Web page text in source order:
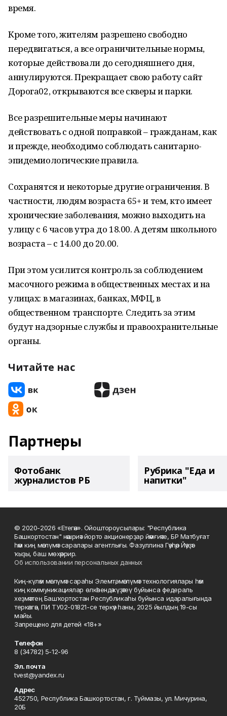
время.
Кроме того, жителям разрешено свободно
передвигаться, а все ограничительные нормы,
которые действовали до сегодняшнего дня,
аннулируются. Прекращает свою работу сайт
Дорога02, открываются все скверы и парки.
Все разрешительные меры начинают
действовать с одной поправкой – гражданам, как
и прежде, необходимо соблюдать санитарно-
эпидемиологические правила.
Сохранятся и некоторые другие ограничения. В
частности, людям возраста 65+ и тем, кто имеет
хронические заболевания, можно выходить на
улицу с 6 часов утра до 18.00. А детям школьного
возраста – с 14.00 до 20.00.
При этом усилится контроль за соблюдением
масочного режима в общественных местах и на
улицах: в магазинах, банках, МФЦ, в
общественном транспорте. Следить за этим
будут надзорные службы и правоохранительные
органы.
Читайте нас
Партнеры
Фотобанк
журналистов РБ
Рубрика "Еда и
напитки"
© 2020-2026 «Етегән». Ойоштороусылары: "Республика
Башкортостан" нәшриәт йорто акционерҙар йәмғиәте, БР Матбуғат
һәм киң мәғлүмәт саралары агентлығы. Фазуллина Гәүһәр Йәүҙәт
ҡыҙы, баш мөхәррир.
Об использовании персональных данных
Киң-күләм мәғлүмәт сараһы Элемтә, мәғлүмәт технологиялары һәм
киң коммуникациялар өлкәһендә күҙәтеү буйынса федераль
хеҙмәттең Башҡортостан Республикаһы буйынса идаралығында
теркәлгән, ПИ ТУ02-01821-се теркәү һаны, 2025 йылдың 19-сы
майы.
Запрещено для детей «18+»
Телефон
8 (34782) 5-12-96
Эл. почта
tvest@yandex.ru
Адрес
452750, Республика Башкортостан, г. Туймазы, ул. Мичурина,
20Б